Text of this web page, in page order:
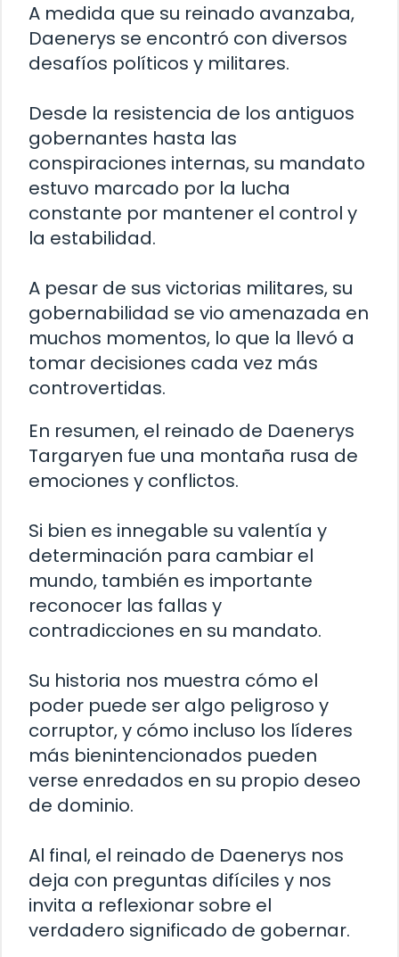
A medida que su reinado avanzaba,
Daenerys se encontró con diversos
desafíos políticos y militares.
Desde la resistencia de los antiguos
gobernantes hasta las
conspiraciones internas, su mandato
estuvo marcado por la lucha
constante por mantener el control y
la estabilidad.
A pesar de sus victorias militares, su
gobernabilidad se vio amenazada en
muchos momentos, lo que la llevó a
tomar decisiones cada vez más
controvertidas.
En resumen, el reinado de Daenerys
Targaryen fue una montaña rusa de
emociones y conflictos.
Si bien es innegable su valentía y
determinación para cambiar el
mundo, también es importante
reconocer las fallas y
contradicciones en su mandato.
Su historia nos muestra cómo el
poder puede ser algo peligroso y
corruptor, y cómo incluso los líderes
más bienintencionados pueden
verse enredados en su propio deseo
de dominio.
Al final, el reinado de Daenerys nos
deja con preguntas difíciles y nos
invita a reflexionar sobre el
verdadero significado de gobernar.